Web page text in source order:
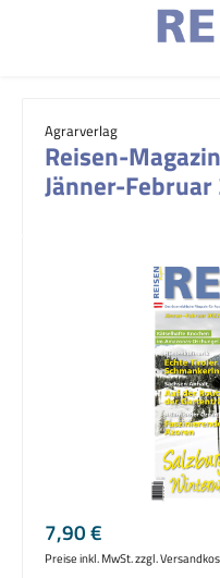
Agrarverlag
Reisen-
Jänner-
Bildergalerie überspringen
Regulärer Preis:
7,90 €
Preise inkl. MwSt. zzgl.